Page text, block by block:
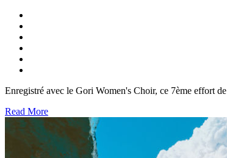
Enregistré avec le Gori Women's Choir, ce 7ème effort de
Read More